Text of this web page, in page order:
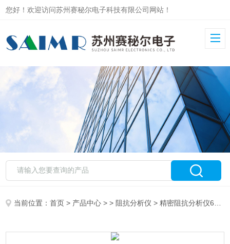
您好！欢迎访问苏州赛秘尔电子科技有限公司网站！
当前位置：首页 > 产品中心 > > 阻抗分析仪 > 精密阻抗分析仪6632 苏州赛秘尔